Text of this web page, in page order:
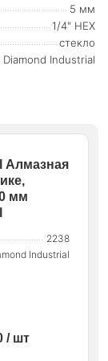
5 мм
1/4" HEX
стекло
Diamond Industrial
Алмазная
мм
2238
Industrial
/ шт